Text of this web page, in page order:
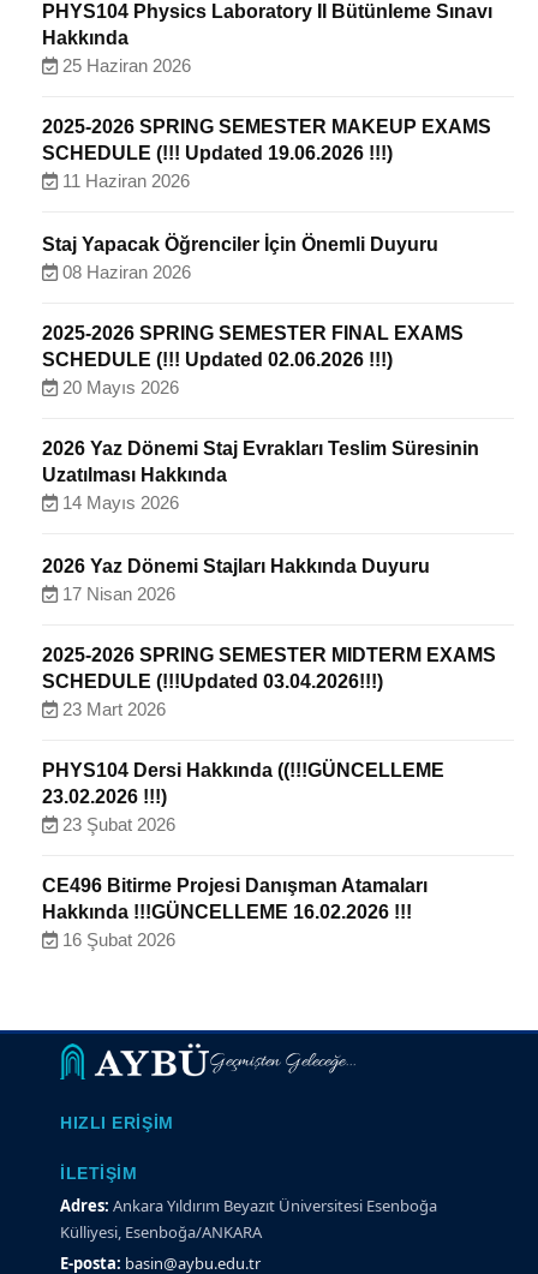
PHYS104 Physics Laboratory II Bütünleme Sınavı
Hakkında
25 Haziran 2026
2025-2026 SPRING SEMESTER MAKEUP EXAMS
SCHEDULE (!!! Updated 19.06.2026 !!!)
11 Haziran 2026
Staj Yapacak Öğrenciler İçin Önemli Duyuru
08 Haziran 2026
2025-2026 SPRING SEMESTER FINAL EXAMS
SCHEDULE (!!! Updated 02.06.2026 !!!)
20 Mayıs 2026
2026 Yaz Dönemi Staj Evrakları Teslim Süresinin
Uzatılması Hakkında
14 Mayıs 2026
2026 Yaz Dönemi Stajları Hakkında Duyuru
17 Nisan 2026
2025-2026 SPRING SEMESTER MIDTERM EXAMS
SCHEDULE (!!!Updated 03.04.2026!!!)
23 Mart 2026
PHYS104 Dersi Hakkında ((!!!GÜNCELLEME
23.02.2026 !!!)
23 Şubat 2026
CE496 Bitirme Projesi Danışman Atamaları
Hakkında !!!GÜNCELLEME 16.02.2026 !!!
16 Şubat 2026
Geçmişten Geleceğe...
HIZLI ERIŞIM
İLETIŞIM
Adres: Ankara Yıldırım Beyazıt Üniversitesi Esenboğa
Külliyesi, Esenboğa/ANKARA
E-posta: basin@aybu.edu.tr